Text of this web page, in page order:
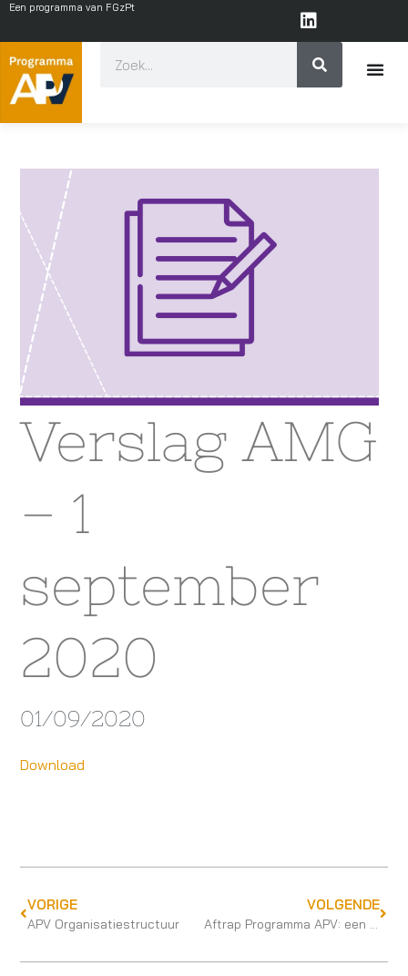
Een programma van FGzPt
Verslag AMG
– 1
september
2020
01/09/2020
Download
VORIGE
APV Organisatiestructuur
VOLGENDE
Aftrap Programma APV: een leven lang bekwaam